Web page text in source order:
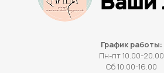
График работы:
Пн-пт 10.00-20.00
Сб 10.00-16.00